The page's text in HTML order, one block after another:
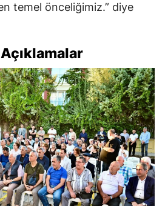
temel önceliğimiz.” diye